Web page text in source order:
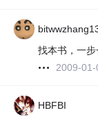
找本书，一
2009-01-
HBFBI